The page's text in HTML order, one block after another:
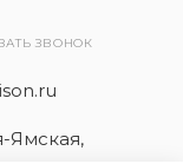
ЗВОНОК
Ямская,